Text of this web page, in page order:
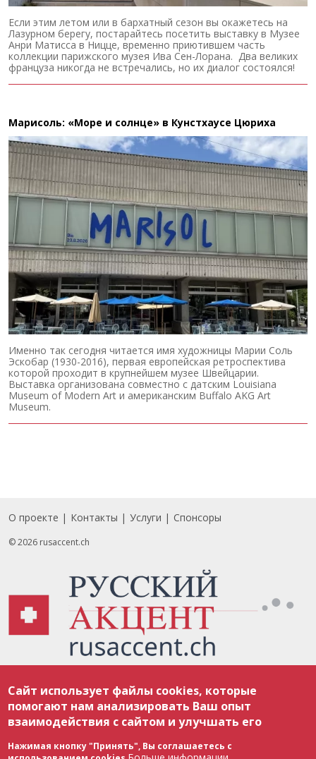
Если этим летом или в бархатный сезон вы окажетесь на
Лазурном берегу, постарайтесь посетить выставку в Музее
Анри Матисса в Ницце, временно приютившем часть
коллекции парижского музея Ива Сен-Лорана. Два великих
француза никогда не встречались, но их диалог состоялся!
Марисоль: «Море и солнце» в Кунстхаусе Цюриха
Именно так сегодня читается имя художницы Марии Соль
Эскобар (1930-2016), первая европейская ретроспектива
которой проходит в крупнейшем музее Швейцарии.
Выставка организована совместно с датским Louisiana
Museum of Modern Art и американским Buffalo AKG Art
Museum.
Footer
О проекте Контакты Услуги Спонсоры
© 2026 rusaccent.ch
соответствии с законодательством Швейцарии об авторском праве и
международными соглашениями. Полное или частичное использование
материалов возможно только с разрешения редакции. В случае полного
или частичного воспроизведения материалов сайта rusaccent.ch,
ОБЯЗАТЕЛЬНА АКТИВНАЯ ГИПЕРССЫЛКА на конкретный заимствованный
текст. Фотоизображения, размещенные редакцией rusaccent.ch, являются
ее исключительной собственностью. Полное или частичное
Сайт использует файлы cookies, которые
помогают нам анализировать Ваш опыт
взаимодействия с сайтом и улучшать его
Нажимая кнопку "Принять", Вы соглашаетесь с